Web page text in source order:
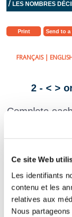
Ce site Web
Les identifiants
contenu et les
relatives aux
Nous
/LES NOMBRES
Print Send to a
FRANÇAIS|
2 - < >
Complete